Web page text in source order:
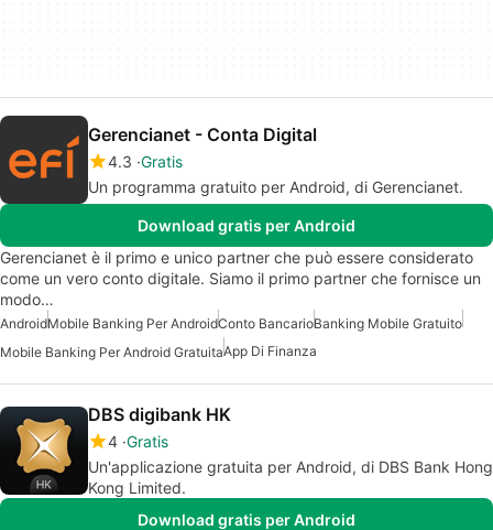
Gerencianet - Conta Digital
4.3 Gratis
Un programma gratuito per Android, di Gerencianet.
Download gratis per Android
Gerencianet è il primo e unico partner che può essere considerato
come un vero conto digitale. Siamo il primo partner che fornisce un
modo…
AndroidMobile Banking Per AndroidConto BancarioBanking Mobile Gratuito
Mobile Banking Per Android GratuitaApp Di Finanza
DBS digibank HK
4 Gratis
Un'applicazione gratuita per Android, di DBS Bank Hong
Kong Limited.
Download gratis per Android